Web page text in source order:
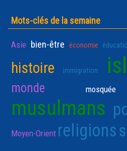
Mots-clés de la semaine
Asie bien-être économie
histoire immigration
monde mosquée
musulmans
Moyen-Orient religions